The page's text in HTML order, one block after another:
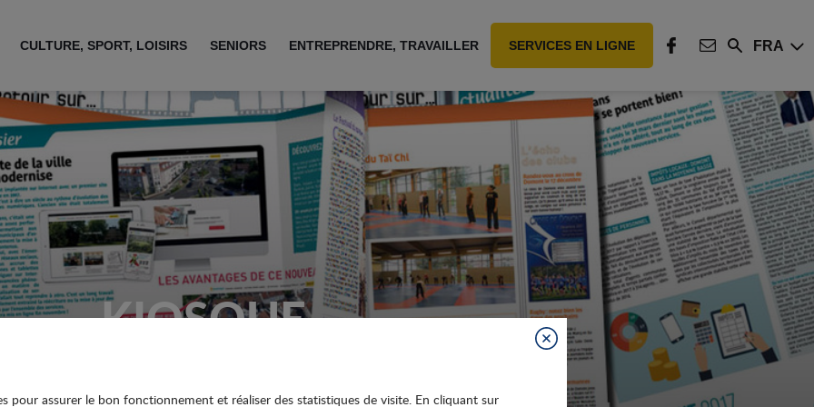
Fermer
pour assurer le bon fonctionnement et réaliser des statistiques de visite. En cliquant sur
CULTURE, SPORT, LOISIRS SENIORS ENTREPRENDRE, TRAVAILLER SERVICES EN LIGNE
FACEBOOK
CONTACT
Rechercher
FRA
KIOSQUE